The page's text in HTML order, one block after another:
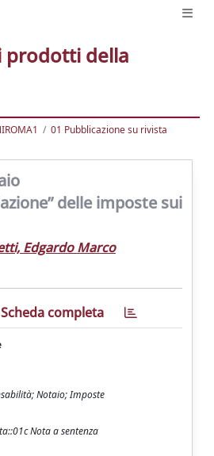
prodotti della
01 Pubblicazione su rivista
delle imposte sui
Edgardo Marco
Scheda completa
Notaio; Imposte
Nota a sentenza